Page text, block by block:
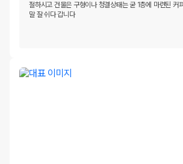
절하시고 건물은 구형이나 청결상태는 굳 1층에 마련된 커
말 잘 쉬다 갑니다